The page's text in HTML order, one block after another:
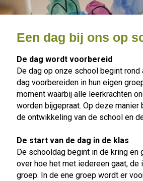
Een dag bij ons op
De dag wordt voorbereid
De dag op onze school begint rond
dag voorbereiden in hun eigen
moment waarbij alle leerkrachten
worden bijgepraat. Op deze
de ontwikkeling van de school en
De start van de dag in de klas
De schooldag begint in de kring en
over hoe het met iedereen gaat,
groep. In de ene groep wordt er